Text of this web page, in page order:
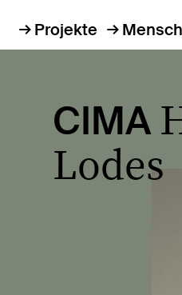
Projekte
CIMA
Lodes